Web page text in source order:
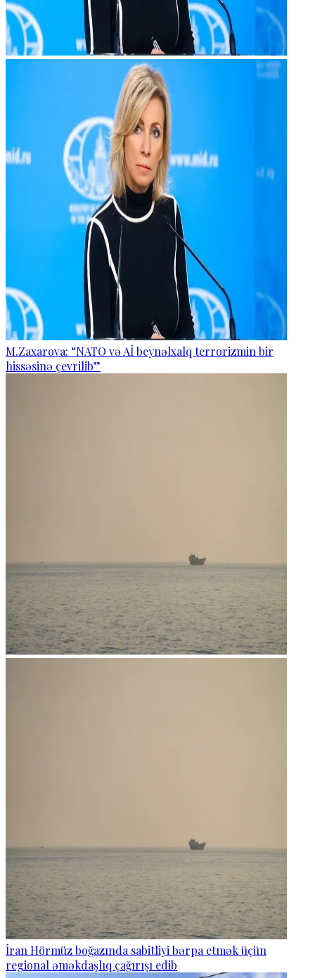
M.Zaxarova: “NATO və Aİ beynəlxalq terrorizmin bir
hissəsinə çevrilib”
İran Hörmüz boğazında sabitliyi bərpa etmək üçün
regional əməkdaşlıq çağırışı edib